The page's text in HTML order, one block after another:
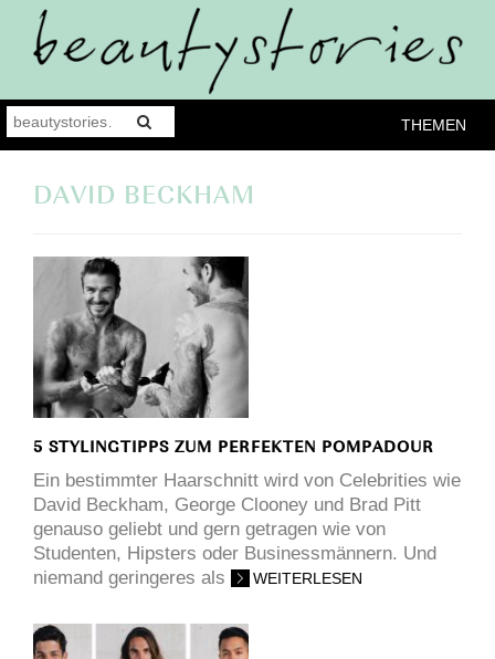
THEMEN
DAVID BECKHAM
5 STYLINGTIPPS ZUM PERFEKTEN POMPADOUR
Ein bestimmter Haarschnitt wird von Celebrities wie
David Beckham, George Clooney und Brad Pitt
genauso geliebt und gern getragen wie von
Studenten, Hipsters oder Businessmännern. Und
niemand geringeres als
WEITERLESEN